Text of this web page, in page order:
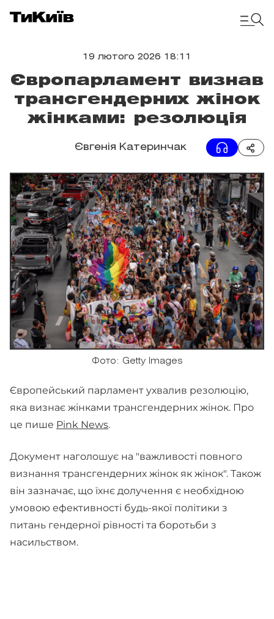
19 лютого 2026 18:11
Європарламент визнав
трансгендерних жінок
жінками: резолюція
Євгенія Катеринчак
Фото: Getty Images
Європейський парламент ухвалив резолюцію,
яка визнає жінками трансгендерних жінок. Про
це пише Pink News.
Документ наголошує на "важливості повного
визнання трансгендерних жінок як жінок". Також
він зазначає, що їхнє долучення є необхідною
умовою ефективності будь-якої політики з
питань гендерної рівності та боротьби з
насильством.